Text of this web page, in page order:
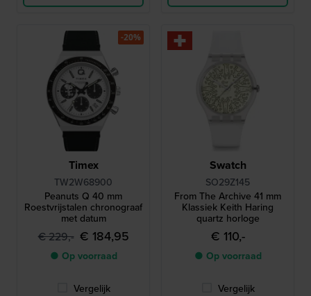
Timex
TW2W68900
Peanuts Q 40 mm
Roestvrijstalen chronograaf
met datum
€ 229,- € 184,95
● Op voorraad
Vergelijk
-20%
Swatch
SO29Z145
From The Archive 41 mm
Klassiek Keith Haring
quartz horloge
€ 110,-
● Op voorraad
Vergelijk